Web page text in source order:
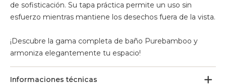
de sofisticación. Su tapa práctica permite un uso sin
esfuerzo mientras mantiene los desechos fuera de la vista.
¡Descubre la gama completa de baño Purebamboo y
armoniza elegantemente tu espacio!
Informaciones técnicas